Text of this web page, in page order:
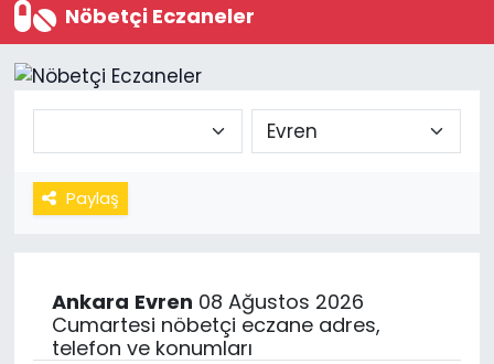
Nöbetçi Eczaneler
Paylaş
Ankara Evren 08 Ağustos 2026
Cumartesi nöbetçi eczane adres,
telefon ve konumları
Süper Lig Puan Durumu ve Fikstür
Tüm Manşetler
Son Dakika Haberleri
Haber Arşivi